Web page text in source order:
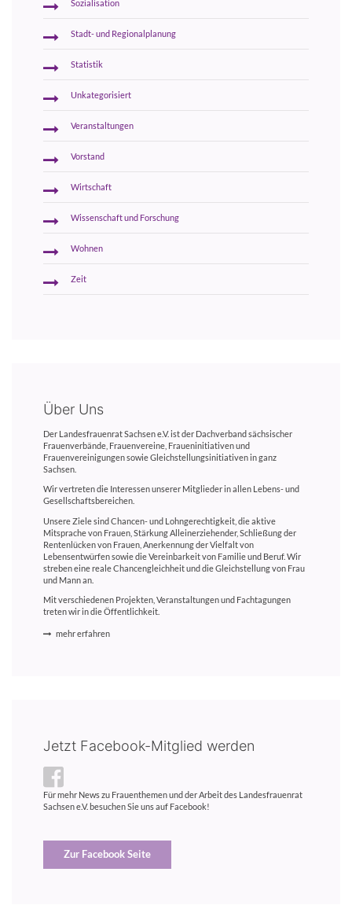
Sozialisation
Stadt- und Regionalplanung
Statistik
Unkategorisiert
Veranstaltungen
Vorstand
Wirtschaft
Wissenschaft und Forschung
Wohnen
Zeit
Über Uns
Der Landesfrauenrat Sachsen e.V. ist der Dachverband sächsischer
Frauenverbände, Frauenvereine, Fraueninitiativen und
Frauenvereinigungen sowie Gleichstellungsinitiativen in ganz
Sachsen.
Wir vertreten die Interessen unserer Mitglieder in allen Lebens- und
Gesellschaftsbereichen.
Unsere Ziele sind Chancen- und Lohngerechtigkeit, die aktive
Mitsprache von Frauen, Stärkung Alleinerziehender, Schließung der
Rentenlücken von Frauen, Anerkennung der Vielfalt von
Lebensentwürfen sowie die Vereinbarkeit von Familie und Beruf. Wir
streben eine reale Chancengleichheit und die Gleichstellung von Frau
und Mann an.
Mit verschiedenen Projekten, Veranstaltungen und Fachtagungen
treten wir in die Öffentlichkeit.
mehr erfahren
Jetzt Facebook-Mitglied werden
Für mehr News zu Frauenthemen und der Arbeit des Landesfrauenrat
Sachsen e.V. besuchen Sie uns auf Facebook!
Zur Facebook Seite